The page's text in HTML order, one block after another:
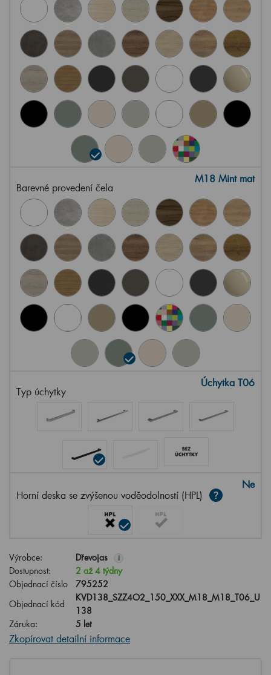
Barevné provedení čela
M18 Mint mat
Typ úchytky
Úchytka T06
Horní deska se zvýšenou voděodolností (HPL)
Ne
Výrobce: Dřevojas i
Dostupnost:
2 až 4 týdny
Objednací číslo
795252
Objednací kód
KVD138_SZZ4O2_150_XXX_M18_M18_T06_U
138
Záruka:
5 let
Zkopírovat detailní informace